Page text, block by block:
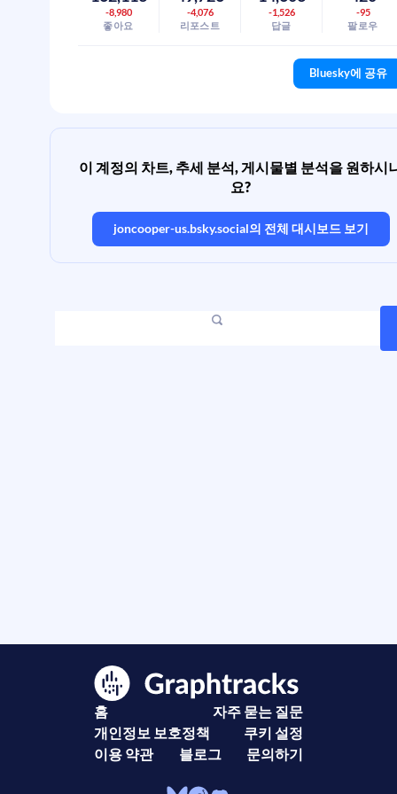
-8,980
좋아요
-4,076
리포스트
-1,526
답글
-95
팔로우
Bluesky에 공유
이 계정의 차트, 추세 분석, 게시물별 분석을 원하시
요?
joncooper-us.bsky.social의 전체 대시보드 보기
홈
자주 묻는 질문
개인정보 보호정책
쿠키 설정
이용 약관
블로그 문의하기